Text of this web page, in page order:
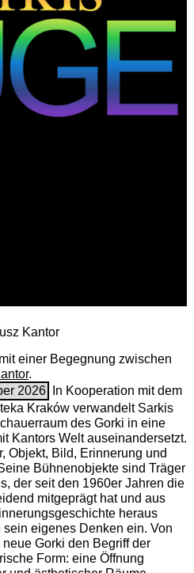
Kantor
einer Begegnung zwischen
.
2026
In Kooperation mit dem
Kraków verwandelt Sarkis
des Gorki in eine
Kantors Welt auseinandersetzt.
Objekt, Bild, Erinnerung und
Bühnenobjekte sind Träger
der seit den 1960er Jahren die
mitgeprägt hat und aus
heraus
eigenes Denken ein. Von
Gorki den Begriff der
Form: eine Öffnung